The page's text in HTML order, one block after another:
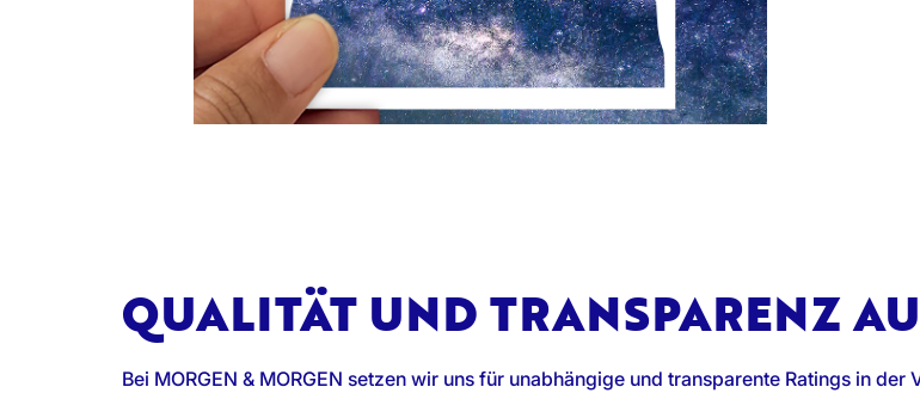
QUALITÄT UND TRANSPARENZ
Bei MORGEN & MORGEN setzen wir uns für unabhängige und transparente Ratings in